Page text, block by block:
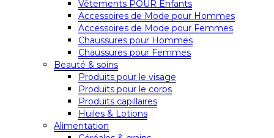
Vêtements POUR Enfants
Accessoires de Mode pour Hommes
Accessoires de Mode pour Femmes
Chaussures pour Hommes
Chaussures pour Femmes
Beauté & soins
Produits pour le visage
Produits pour le corps
Produits capillaires
Huiles & Lotions
Alimentation